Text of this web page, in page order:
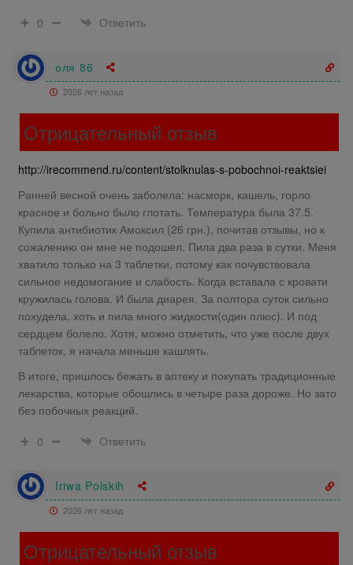
0
Ответить
оля 86
2026 лет назад
Отрицательный отзыв
http://irecommend.ru/content/stolknulas-s-pobochnoi-reaktsiei
Ранней весной очень заболела: насморк, кашель, горло
красное и больно было глотать. Температура была 37.5.
Купила антибиотик Амоксил (26 грн.), почитав отзывы, но к
сожалению он мне не подошел. Пила два раза в сутки. Меня
хватило только на 3 таблетки, потому как почувствовала
сильное недомогание и слабость. Когда вставала с кровати
кружилась голова. И была диарея. За полтора суток сильно
похудела, хоть и пила много жидкости(один плюс). И под
сердцем болело. Хотя, можно отметить, что уже после двух
таблеток, я начала меньше кашлять.
В итоге, пришлось бежать в аптеку и покупать традиционные
лекарства, которые обошлись в четыре раза дороже. Но зато
без побочных реакций.
0
Ответить
Iriwa Polskih
2026 лет назад
Отрицательный отзыв